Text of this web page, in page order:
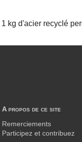
1 kg d'acier recyclé
A propos de ce site
Remerciements
Participez et contribuez